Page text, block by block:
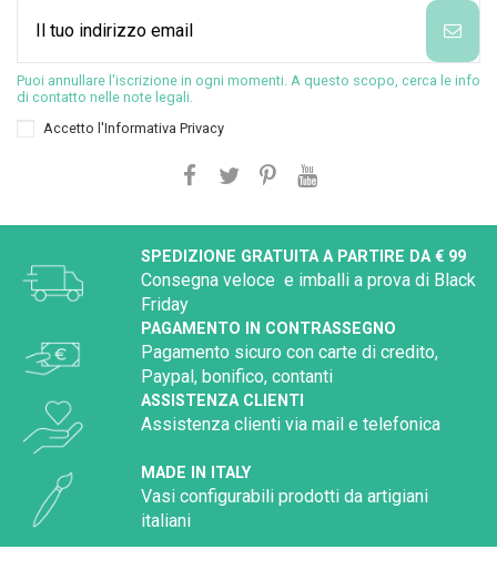
Puoi annullare l'iscrizione in ogni momenti. A questo scopo, cerca le info
di contatto nelle note legali.
Accetto l'Informativa Privacy
SPEDIZIONE GRATUITA A PARTIRE DA € 99
Consegna veloce e imballi a prova di Black
Friday
PAGAMENTO IN CONTRASSEGNO
Pagamento sicuro con carte di credito,
Paypal, bonifico, contanti
ASSISTENZA CLIENTI
Assistenza clienti via mail e telefonica
MADE IN ITALY
Vasi configurabili prodotti da artigiani
italiani